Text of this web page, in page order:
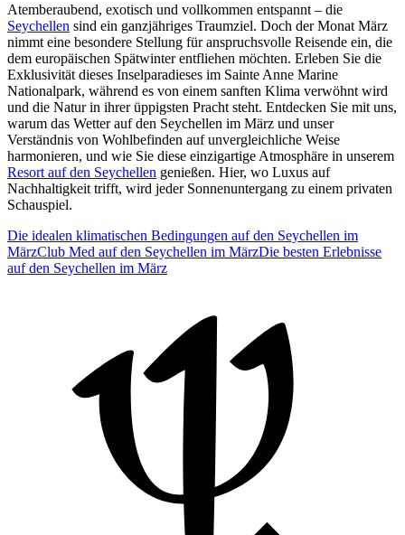
Atemberaubend, exotisch und vollkommen entspannt – die
Seychellen sind ein ganzjähriges Traumziel. Doch der Monat März
nimmt eine besondere Stellung für anspruchsvolle Reisende ein, die
dem europäischen Spätwinter entfliehen möchten. Erleben Sie die
Exklusivität dieses Inselparadieses im Sainte Anne Marine
Nationalpark, während es von einem sanften Klima verwöhnt wird
und die Natur in ihrer üppigsten Pracht steht. Entdecken Sie mit uns,
warum das Wetter auf den Seychellen im März und unser
Verständnis von Wohlbefinden auf unvergleichliche Weise
harmonieren, und wie Sie diese einzigartige Atmosphäre in unserem
Resort auf den Seychellen genießen. Hier, wo Luxus auf
Nachhaltigkeit trifft, wird jeder Sonnenuntergang zu einem privaten
Schauspiel.
Die idealen klimatischen Bedingungen auf den Seychellen im
MärzClub Med auf den Seychellen im MärzDie besten Erlebnisse
auf den Seychellen im März